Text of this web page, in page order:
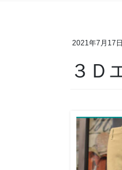
2021年7月17日
３Ｄ